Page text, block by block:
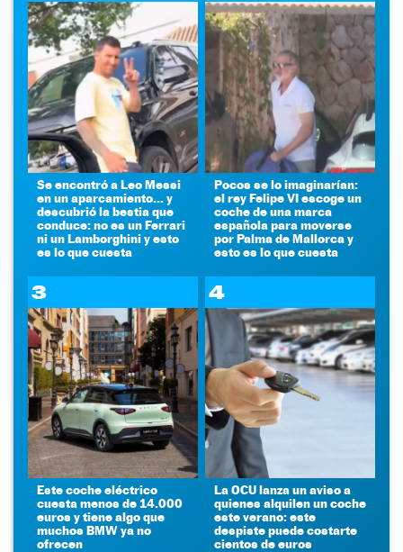
Se encontró a Leo Messi
en un aparcamiento... y
descubrió la bestia que
conduce: no es un Ferrari
ni un Lamborghini y esto
es lo que cuesta
Pocos se lo imaginarían:
el rey Felipe VI escoge un
coche de una marca
española para moverse
por Palma de Mallorca y
esto es lo que cuesta
3
Este coche eléctrico
cuesta menos de 14.000
euros y tiene algo que
muchos BMW ya no
ofrecen
4
La OCU lanza un aviso a
quienes alquilen un coche
este verano: este
despiste puede costarte
cientos de euros